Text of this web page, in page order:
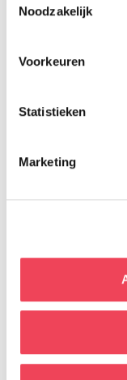
Noodzakelijk
Voorkeuren
Statistieken
Marketing
Tim: